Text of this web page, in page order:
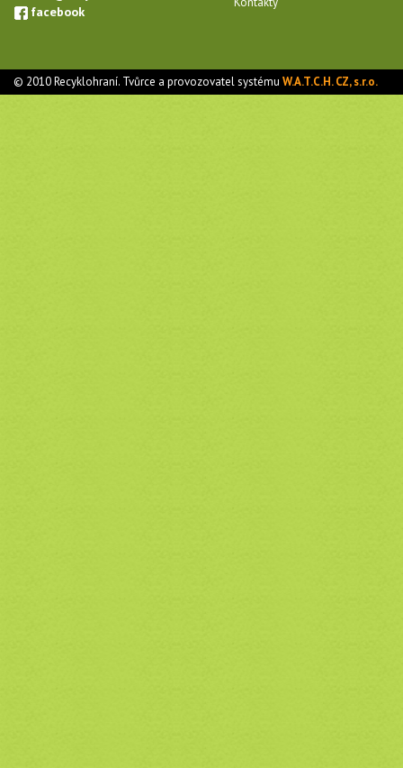
facebook
© 2010 Recyklohraní. Tvůrce a provozovatel systémuW.A.T.C.H. CZ, s.r.o.